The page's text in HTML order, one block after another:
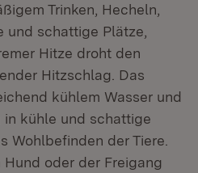
Trinken, Hecheln,
und schattige Plätze,
Hitze droht den
Hitzschlag. Das
kühlem Wasser und
kühle und schattige
Wohlbefinden der Tiere.
oder der Freigang